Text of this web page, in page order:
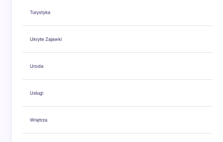
Turystyka
Ukryte Zajawki
Uroda
Usługi
Wnętrza